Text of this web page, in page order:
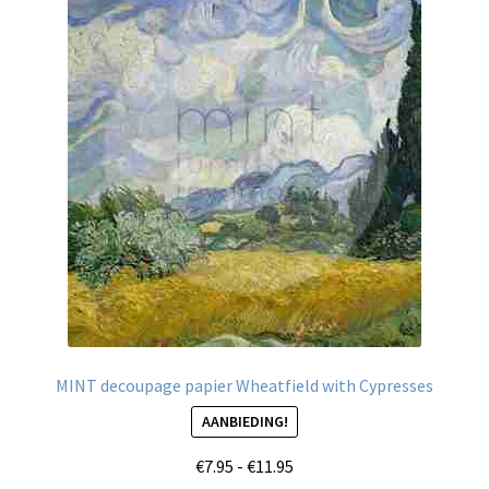
MINT decoupage papier Wheatfield with Cypresses
AANBIEDING!
€7.95 - €11.95